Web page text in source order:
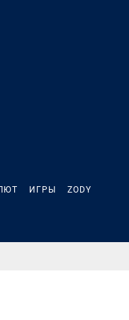
ИГРЫ ZODY